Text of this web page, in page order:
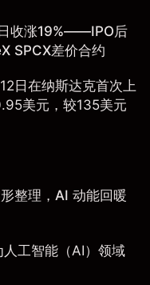
收涨19%——IPO后
SPCX差价合约
日在纳斯达克首次上
美元，较135美元
整理，AI 动能回暖
工智能（AI）领域